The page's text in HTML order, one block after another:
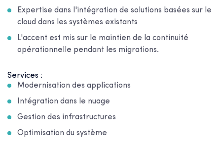
Expertise dans l'intégration de solutions basées sur le
cloud dans les systèmes existants
L'accent est mis sur le maintien de la continuité
opérationnelle pendant les migrations.
Services :
Modernisation des applications
Intégration dans le nuage
Gestion des infrastructures
Optimisation du système